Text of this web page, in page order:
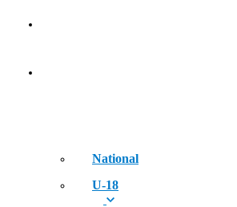
National
U-18